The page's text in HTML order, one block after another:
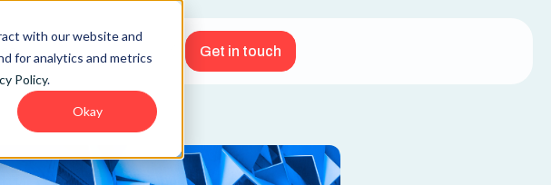
with our website and
for analytics and metrics
Policy.
Okay
Get in touch